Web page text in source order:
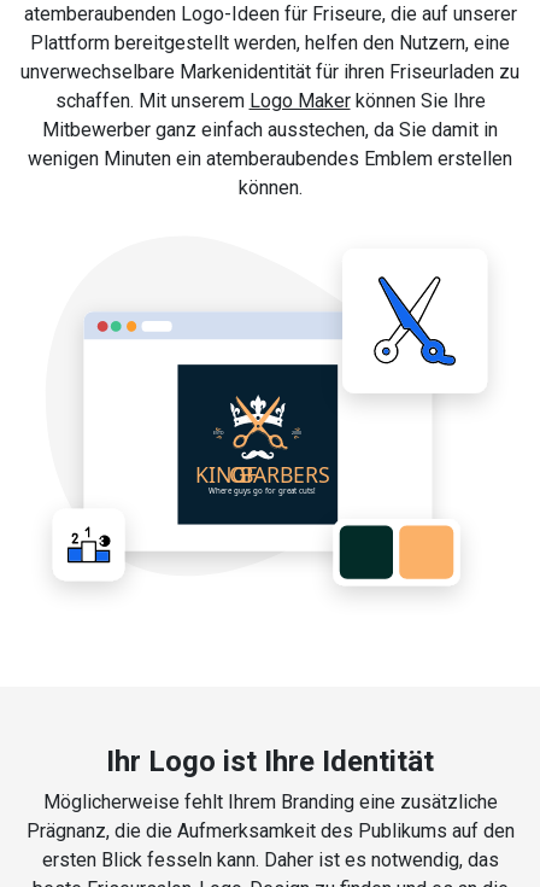
atemberaubenden Logo-Ideen für Friseure, die auf unserer
Plattform bereitgestellt werden, helfen den Nutzern, eine
unverwechselbare Markenidentität für ihren Friseurladen zu
schaffen. Mit unserem Logo Makerkönnen Sie Ihre
Mitbewerber ganz einfach ausstechen, da Sie damit in
wenigen Minuten ein atemberaubendes Emblem erstellen
können.
Ihr Logo ist Ihre Identität
Möglicherweise fehlt Ihrem Branding eine zusätzliche
Prägnanz, die die Aufmerksamkeit des Publikums auf den
ersten Blick fesseln kann. Daher ist es notwendig, das